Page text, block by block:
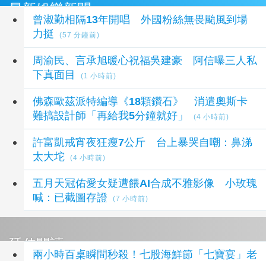
最新娛樂新聞
曾淑勤相隔13年開唱 外國粉絲無畏颱風到場
力挺
(57 分鐘前)
周渝民、言承旭暖心祝福吳建豪 阿信曝三人私
下真面目
(1 小時前)
佛森歐茲派特編導《18顆鑽石》 消遣奧斯卡
難搞設計師「再給我5分鐘就好」
(4 小時前)
許富凱戒宵夜狂瘦7公斤 台上暴哭自嘲：鼻涕
太大坨
(4 小時前)
五月天冠佑愛女疑遭餵AI合成不雅影像 小玫瑰
喊：已截圖存證
(7 小時前)
延伸閱讀
兩小時百桌瞬間秒殺！七股海鮮節「七寶宴」老